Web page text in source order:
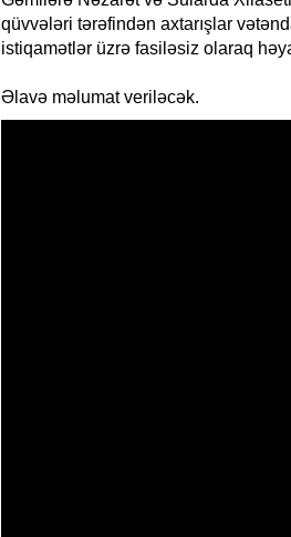
qüvvələri tərəfindən axtarışlar
istiqamətlər üzrə fasiləsiz olaraq
Əlavə məlumat veriləcək.